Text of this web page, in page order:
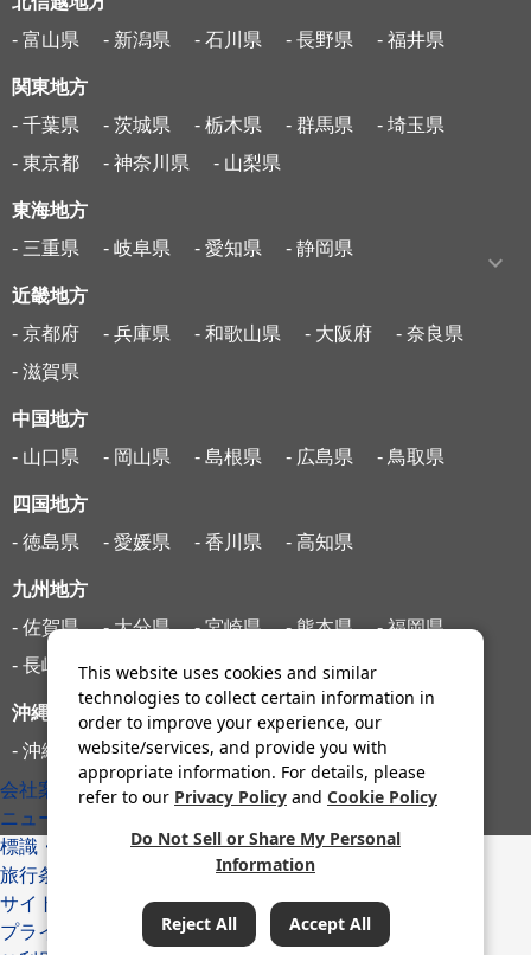
- 富山県
- 新潟県 - 石川県 - 長野県 - 福井県
関東地方
- 千葉県
- 茨城県 - 栃木県 - 群馬県
- 埼玉県
- 東京都
- 神奈川県 - 山梨県
東海地方
- 三重県
- 岐阜県 - 愛知県 - 静岡県
近畿地方
- 京都府
- 兵庫県 - 和歌山県 - 大阪府
- 奈良県
- 滋賀県
中国地方
- 山口県
- 岡山県 - 島根県 - 広島県 - 鳥取県
四国地方
- 徳島県
- 愛媛県 - 香川県 - 高知県
九州地方
- 佐賀県
- 大分県 - 宮崎県 - 熊本県
- 福岡県
- 長崎県
- 鹿児島県
沖縄地方
- 沖縄県
会社案内
ニュースリリース
標識・約款
旅行条件書
サイトマップ
プライバシーポリシー
This website uses cookies and similar
technologies to collect certain information in
order to improve your experience, our
website/services, and provide you with
appropriate information. For details, please
refer to our Privacy Policy and Cookie Policy
Do Not Sell or Share My Personal
Information
Reject All Accept All